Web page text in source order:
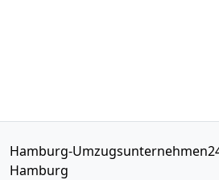
Hamburg-
Hamburg